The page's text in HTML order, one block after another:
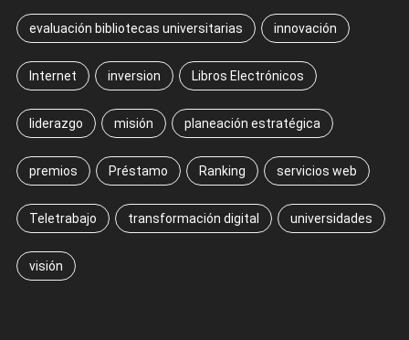
evaluación bibliotecas universitarias innovación
Internet inversion Libros Electrónicos
liderazgo misión planeación estratégica
premios Préstamo Ranking servicios web
Teletrabajo transformación digital universidades
visión